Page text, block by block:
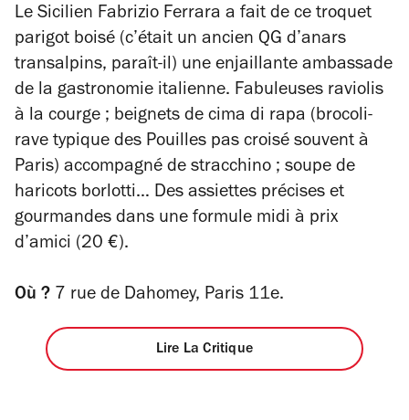
4 étoiles
Le Sicilien Fabrizio Ferrara a fait de ce troquet
parigot boisé (c’était un ancien QG d’anars
transalpins, paraît-il) une enjaillante ambassade
de la gastronomie italienne. Fabuleuses raviolis
à la courge ; beignets de cima di rapa (brocoli-
rave typique des Pouilles pas croisé souvent à
Paris) accompagné de stracchino ; soupe de
haricots borlotti… Des assiettes précises et
gourmandes dans une formule midi à prix
d’amici (20 €).
Où ? 7 rue de Dahomey, Paris 11e.
Lire La Critique